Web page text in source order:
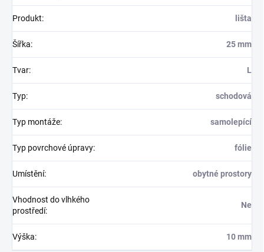
Produkt: lišta
Šířka: 25 mm
Tvar: L
Typ: schodová
Typ montáže: samolepící
Typ povrchové úpravy: fólie
Umístění: obytné prostory
Vhodnost do vlhkého
prostředí:
Ne
Výška: 10 mm